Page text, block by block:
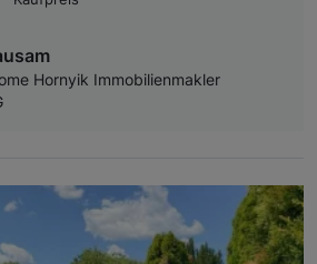
Hornyik Immobilienmakler